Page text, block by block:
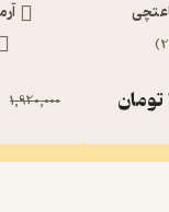
)
تومان 1,920,000